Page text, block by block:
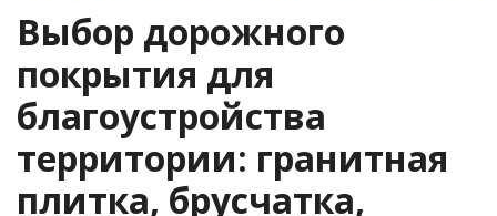
Выбор дорожного
покрытия для
благоустройства
территории: гранитная
плитка, брусчатка,